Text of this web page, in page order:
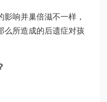
影响并巢倍滋不一样，
么所造成的后遗症对孩